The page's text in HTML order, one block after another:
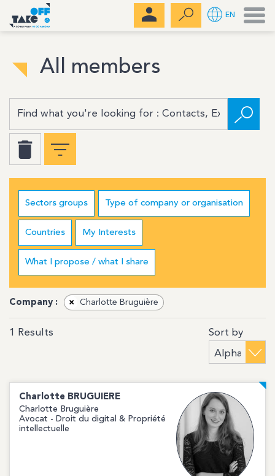
All members
Sectors groups Type of company or organisation
Countries My Interests
What I propose / what I share
Company : × Charlotte Bruguière
1 Results Sort by
Charlotte BRUGUIERE
Charlotte Bruguière
Avocat - Droit du digital & Propriété
intellectuelle
EN